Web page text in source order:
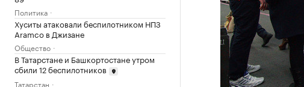
Политика
Хуситы атаковали беспилотником НПЗ
Aramco в Джизане
Общество
В Татарстане и Башкортостане утром
сбили 12 беспилотников
Татарстан